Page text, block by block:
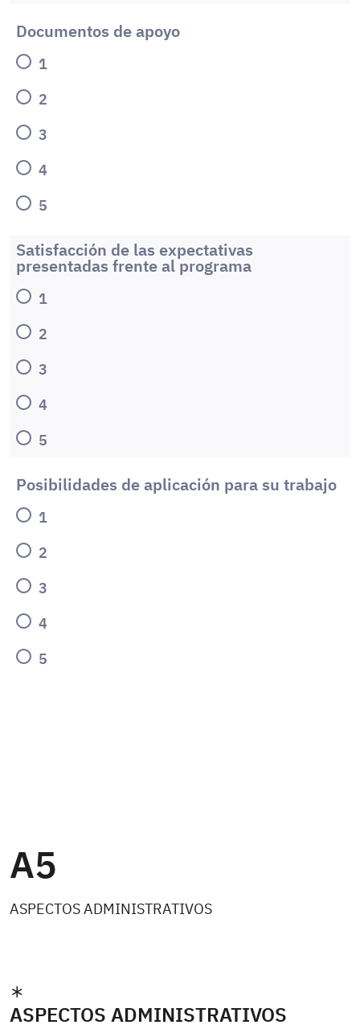
Documentos de apoyo
1
2
3
4
5
Satisfacción de las expectativas
presentadas frente al programa
1
2
3
4
5
Posibilidades de aplicación para su trabajo
1
2
3
4
5
A5
ASPECTOS ADMINISTRATIVOS
ASPECTOS ADMINISTRATIVOS